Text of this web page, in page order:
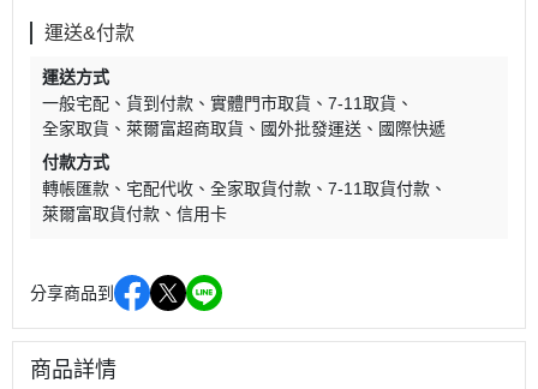
運送&付款
運送方式
一般宅配
貨到付款 實體門市取貨
7-11取貨
全家取貨
萊爾富超商取貨 國外批發運送
國際快遞
付款方式
轉帳匯款
宅配代收 全家取貨付款
7-11取貨付款
萊爾富取貨付款
信用卡
分享商品到
商品詳情